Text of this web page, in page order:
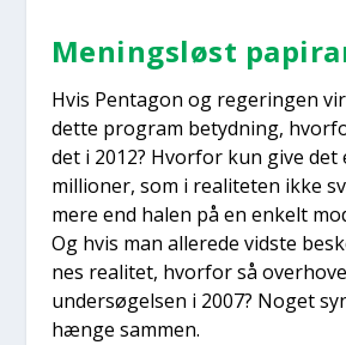
Menings­løst
Hvis Pen­ta­gon og rege­rin­gen
det­te pro­gram betyd­ning,
det i 2012? Hvor­for kun give det
mil­li­o­ner, som i rea­li­te­ten ikke
mere end halen på en enkelt
Og hvis man alle­re­de vid­ste
nes rea­li­tet, hvor­for så
under­sø­gel­sen i 2007? Noget
hæn­ge sam­men.